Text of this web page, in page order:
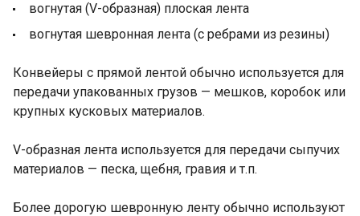
вогнутая (V-образная) плоская лента
вогнутая шевронная лента (с ребрами из резины)
Конвейеры с прямой лентой обычно используется для
передачи упакованных грузов — мешков, коробок или
крупных кусковых материалов.
V-образная лента используется для передачи сыпучих
материалов — песка, щебня, гравия и т.п.
Более дорогую шевронную ленту обычно используют